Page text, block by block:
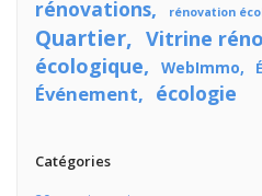
rénovations rénovation
Quartier
Vitrine
écologique
WebImmo
Événement écologie
Catégories